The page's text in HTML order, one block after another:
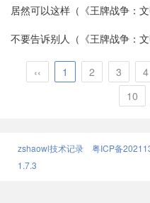
居然可以这样（《王牌战争：文明重启》玩法升级，全新策略）王牌战争文
不要告诉别人（《王牌战争：文明重启》征服星辰大海）王牌战争文明重
‹‹ 1 2 3 4
10
zshaowl技术记录 粤ICP备
1.7.3